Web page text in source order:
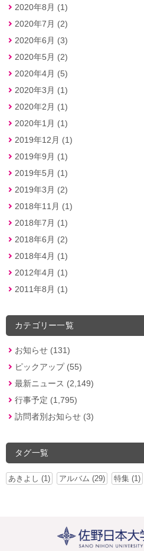
2020年8月 (1)
2020年7月 (2)
2020年6月 (3)
2020年5月 (2)
2020年4月 (5)
2020年3月 (1)
2020年2月 (1)
2020年1月 (1)
2019年12月 (1)
2019年9月 (1)
2019年5月 (1)
2019年3月 (2)
2018年11月 (1)
2018年7月 (1)
2018年6月 (2)
2018年4月 (1)
2012年4月 (1)
2011年8月 (1)
カテゴリー一覧
お知らせ (131)
ピックアップ (55)
最新ニュース (2,149)
行事予定 (1,795)
訪問者別お知らせ (3)
タグ一覧
あきよし (1) アルバム (29) 特集 (1)